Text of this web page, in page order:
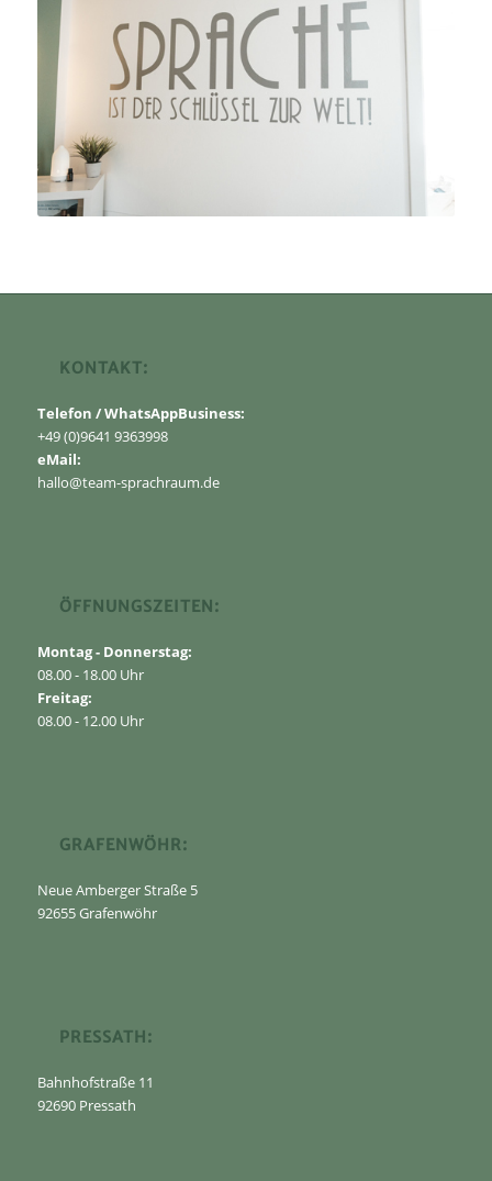
KONTAKT:
Telefon / WhatsAppBusiness:
+49 (0)9641 9363998
eMail:
hallo@team-sprachraum.de
ÖFFNUNGSZEITEN:
Montag - Donnerstag:
08.00 - 18.00 Uhr
Freitag:
08.00 - 12.00 Uhr
GRAFENWÖHR:
Neue Amberger Straße 5
92655 Grafenwöhr
PRESSATH:
Bahnhofstraße 11
92690 Pressath